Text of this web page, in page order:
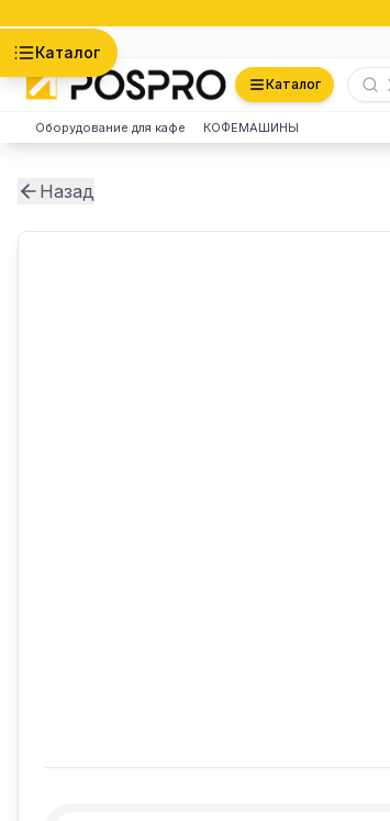
Каталог
Каталог
Оборудование для кафе КОФЕМАШИНЫ
Назад